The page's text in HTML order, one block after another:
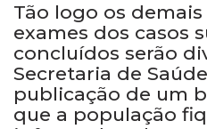
Tão logo os
exames dos casos
concluídos serão
Secretaria de
publicação de um
que a população